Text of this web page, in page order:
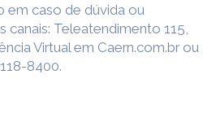
em caso de dúvida ou
canais: Teleatendimento 115,
Virtual em Caern.com.br ou
8400.